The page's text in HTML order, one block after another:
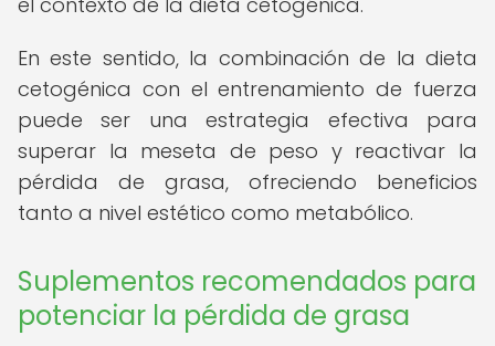
En este sentido, la combinación de la dieta
cetogénica con el entrenamiento de fuerza
puede ser una estrategia efectiva para
superar la meseta de peso y reactivar la
pérdida de grasa, ofreciendo beneficios
tanto a nivel estético como metabólico.
Suplementos recomendados para
potenciar la pérdida de grasa